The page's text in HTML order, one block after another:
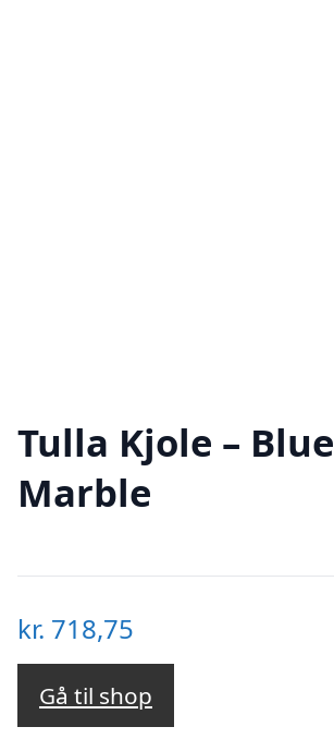
Tulla Kjole – Blue
Marble
kr. 718,75
Gå til shop